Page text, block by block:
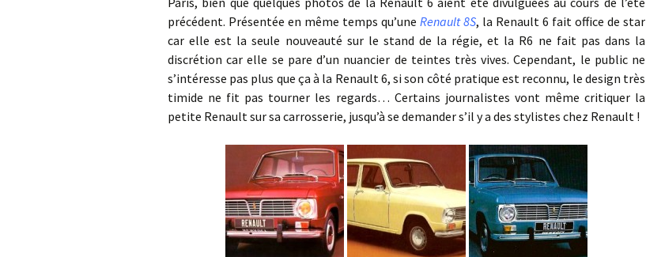
précédent. Présentée en même temps qu’une Renault 8S, la Renault 6 fait office de star
car elle est la seule nouveauté sur le stand de la régie, et la R6 ne fait pas dans la
discrétion car elle se pare d’un nuancier de teintes très vives. Cependant, le public ne
s’intéresse pas plus que ça à la Renault 6, si son côté pratique est reconnu, le design très
timide ne fit pas tourner les regards… Certains journalistes vont même critiquer la
petite Renault sur sa carrosserie, jusqu’à se demander s’il y a des stylistes chez Renault !